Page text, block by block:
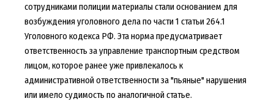
сотрудниками полиции материалы стали основанием для
возбуждения уголовного дела по части 1 статьи 264.1
Уголовного кодекса РФ. Эта норма предусматривает
ответственность за управление транспортным средством
лицом, которое ранее уже привлекалось к
административной ответственности за "пьяные" нарушения
или имело судимость по аналогичной статье.